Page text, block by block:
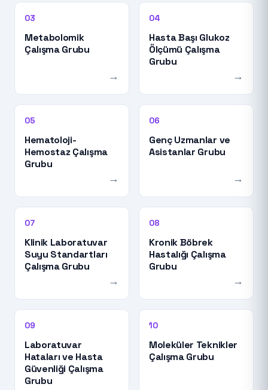
03
Metabolomik
Çalışma Grubu
→
04
Hasta Başı Glukoz
Ölçümü Çalışma
Grubu
→
05
Hematoloji-
Hemostaz Çalışma
Grubu
→
06
Genç Uzmanlar ve
Asistanlar Grubu
→
07
Klinik Laboratuvar
Suyu Standartları
Çalışma Grubu
→
08
Kronik Böbrek
Hastalığı Çalışma
Grubu
→
09
Laboratuvar
Hataları ve Hasta
Güvenliği Çalışma
Grubu
10
Moleküler Teknikler
Çalışma Grubu